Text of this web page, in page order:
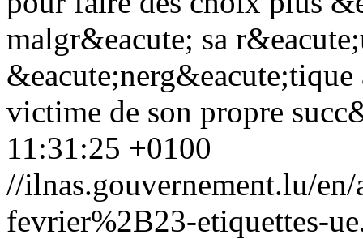
malgr&eacute; sa
victime de son propre
11:31:25 +0100
//ilnas.gouvernement.lu/
fevrier%2B23-etiquettes-